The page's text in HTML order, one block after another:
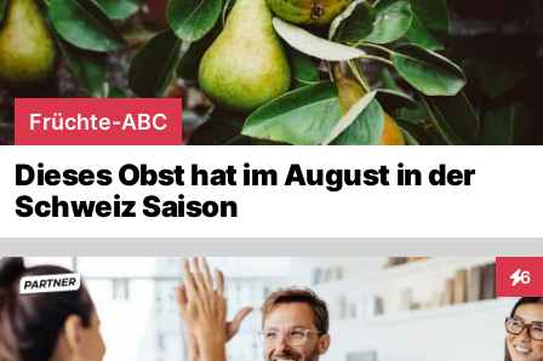
Früchte-ABC
Dieses Obst hat im August in der
Schweiz Saison
6